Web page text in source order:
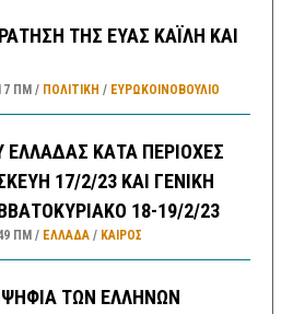
ΤΗΣ ΕΥΑΣ ΚΑΪΛΗ ΚΑΙ
ΠΜ ΠΟΛΙΤΙΚΗ / ΕΥΡΩΚΟΙΝΟΒΟΥΛΙΟ
ΕΛΛΑΔΑΣ ΚΑΤΑ ΠΕΡΙΟΧΕΣ
17/2/23 ΚΑΙ ΓΕΝΙΚΗ
18-19/2/23
ΠΜ ΕΛΛΑΔA/ ΚΑΙΡΌΣ
ΤΩΝ ΕΛΛΗΝΩΝ